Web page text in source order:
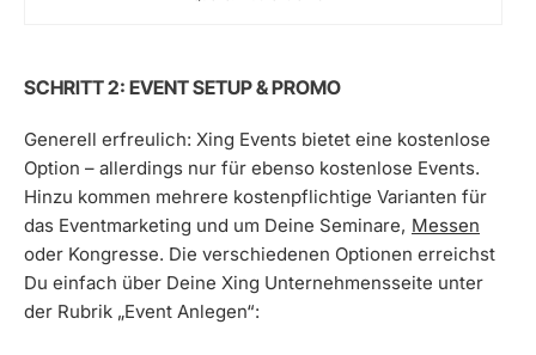
SCHRITT 2: EVENT SETUP & PROMO
Generell erfreulich: Xing Events bietet eine kostenlose
Option – allerdings nur für ebenso kostenlose Events.
Hinzu kommen mehrere kostenpflichtige Varianten für
das Eventmarketing und um Deine Seminare, Messen
oder Kongresse. Die verschiedenen Optionen erreichst
Du einfach über Deine Xing Unternehmensseite unter
der Rubrik „Event Anlegen“: